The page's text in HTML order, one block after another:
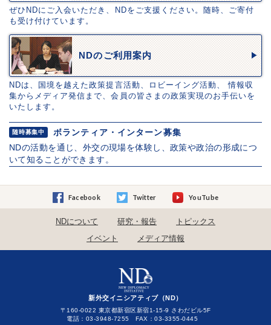
ぜひNDにご入会いただき、NDをご支援ください。随時、ご寄付
も受け付けています。
NDのご利用案内
NDは、国境を越えた政策提言活動、ロビーイング活動、 情報収
集からメディア発信まで、会員の皆さまの政策実現のお手伝いを
いたします。
随時募集中
ボランティア・インターン募集
NDの活動を通じ、外交の現場を体験し、政策や政治の形成につ
いて知ることができます。
Facebook Twitter YouTube
NDについて 研究・報告
トピックス
イベント
メディア情報
新外交イニシアティブ（ND）
〒160-0022 東京都新宿区新宿1-15-9 さわだビル5F
電話：03-3948-7255 FAX：03-3355-0445